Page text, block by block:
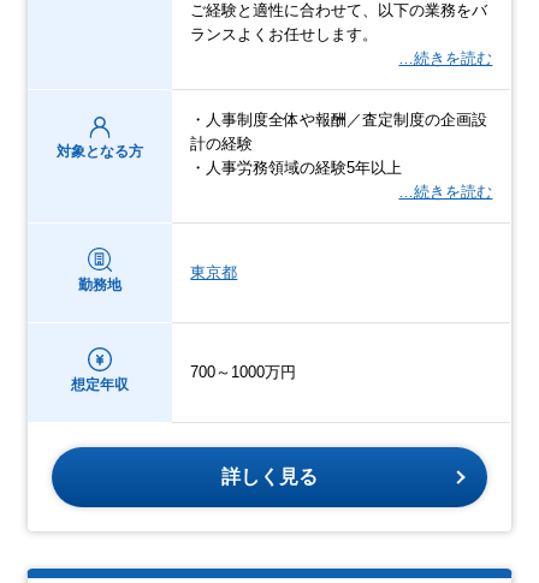
ご経験と適性に合わせて、以下の業務をバ
ランスよくお任せします。
…続きを読む
対象となる方
・人事制度全体や報酬／査定制度の企画設
計の経験
・人事労務領域の経験5年以上
…続きを読む
勤務地
東京都
想定年収
700～1000万円
詳しく見る